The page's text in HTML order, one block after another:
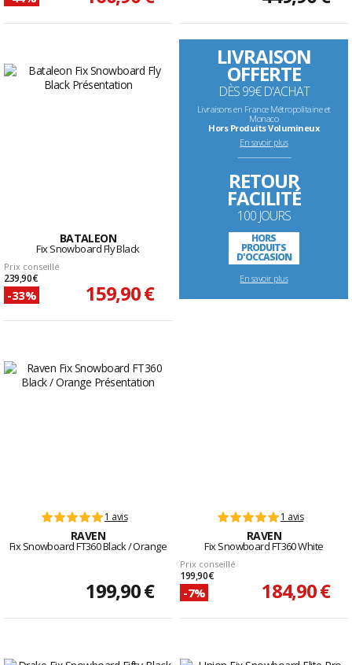
BATALEON
Fix Snowboard Fly Black
Prix conseillé
239,90 €
-33% 159,90 €
LIVRAISON
OFFERTE
DÈS 99€ D'ACHAT
Livraisons en France Métropolitaine et
Monaco
Hors Produits Volumineux
En savoir plus
--------------------------------------------------------------------
RETOUR
FACILITÉ
100 JOURS
HORS
PRODUITS
D'OCCASION
En savoir plus
1 avis
RAVEN
Fix Snowboard FT360 Black / Orange
199,90 €
1 avis
RAVEN
Fix Snowboard FT360 White
Prix conseillé
199,90 €
-7% 184,90 €